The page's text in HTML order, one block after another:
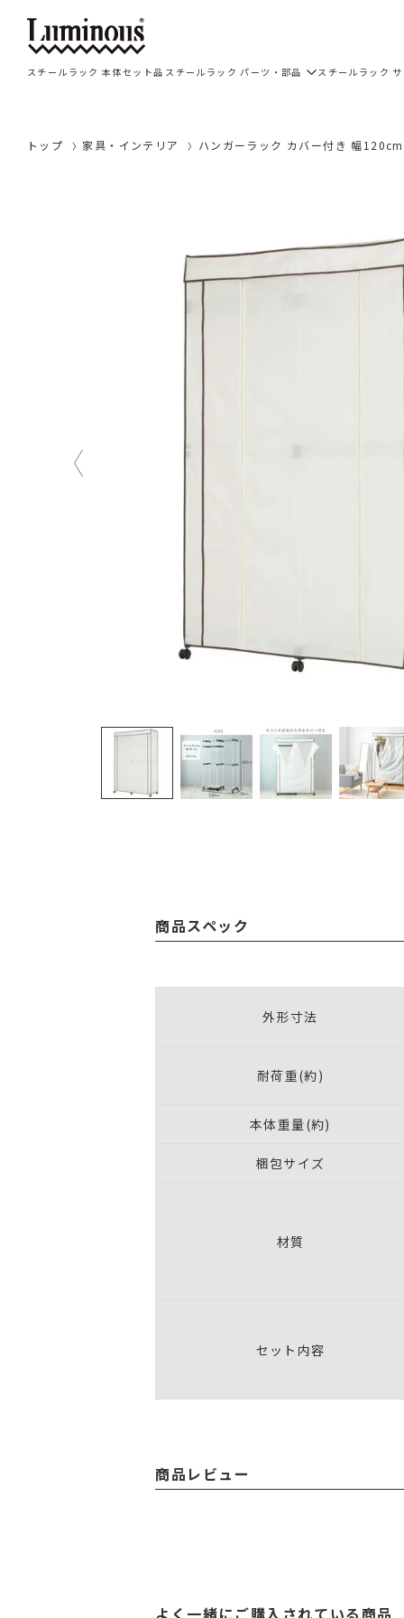
スチールラック 本体セット品 スチールラック パーツ・部品 スチールラック
トップ 家具・インテリア ハンガーラック カバー付き 幅
商品スペック
外形寸法
耐荷重(約)
本体重量(約)
梱包サイズ
材質
セット内容
商品レビュー
よく一緒にご購入されている商品